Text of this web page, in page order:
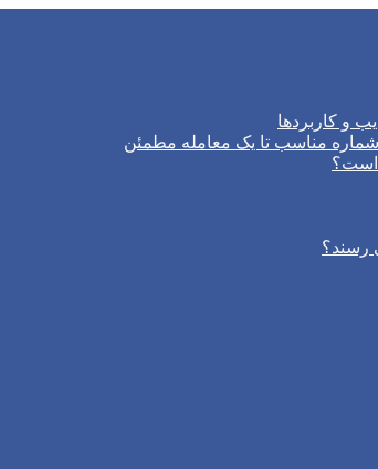
و کاربردها
مناسب تا یک معامله مطمئن
است؟
رسند؟